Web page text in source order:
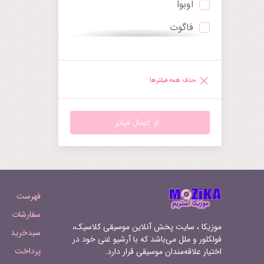
توکاتا
چنت
راپسودی
رقص
روندو
سرناد
سمفونی
سوئیت
سونات
سوناتینا
اوبوا
فاگوت
ساکسوفون
هارپ
ماندولین
ارگ‌کلیسا
سوپرانو
تنور
باریتون
حذف همه فیلترها
اعمال فیلتر
موزیکا ، سایت پخش آنلاین موسیقی کلاسیک،
فولکلور و ملل می‌باشد که با آرشیو غنی خود در
اختیار علاقه‌مندان موسیقی قرار دارد.
فهرست
سفارشات
سبدخرید
پرداخت